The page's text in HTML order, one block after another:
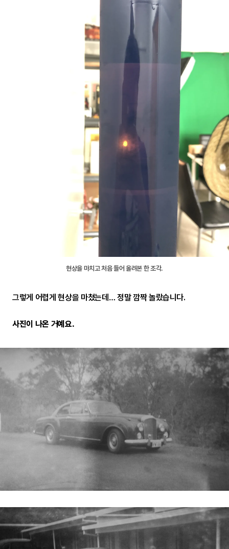
현상을 마치고 처음 들어 올려본 한 조각.
그렇게 어렵게 현상을 마쳤는데… 정말 깜짝 놀랐습니다.
사진이 나온 거예요.